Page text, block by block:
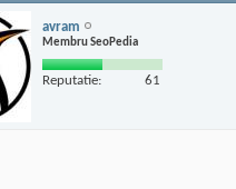
avram
Membru SeoPedia
Reputatie: 61